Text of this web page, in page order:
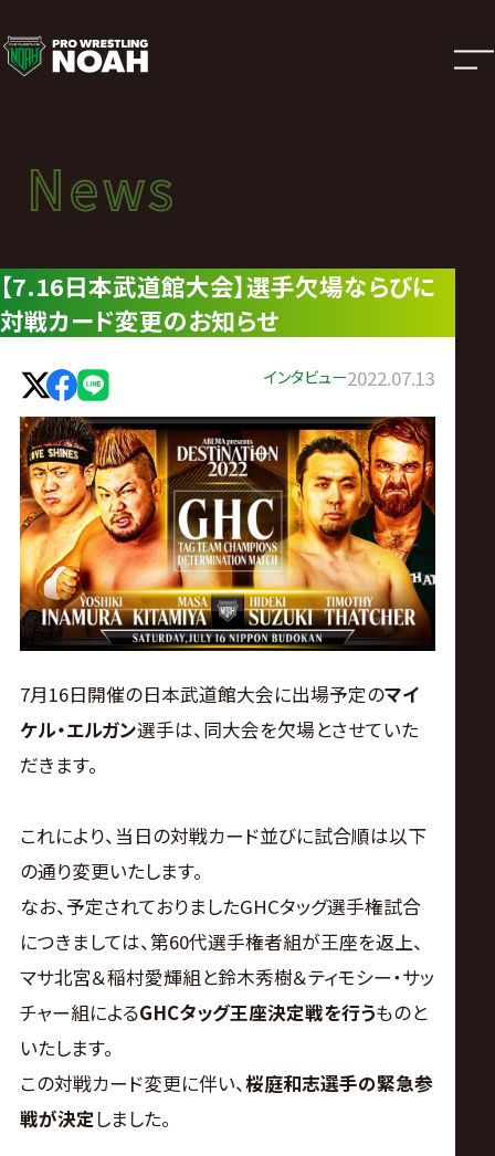
ニ
ュ
ー
ス
|
プ
ロ
レ
ス
リ
ン
グ・
ノ
ア
公
式
サ
イ
ト
News
ニュース
News
【7.16日本武道館大会】選手欠場ならびに
対戦カード変更のお知らせ
インタビュー2022.07.13
7月16日開催の日本武道館大会に出場予定のマイ
ケル・エルガン選手は、同大会を欠場とさせていた
だきます。
これにより、当日の対戦カード並びに試合順は以下
の通り変更いたします。
なお、予定されておりましたGHCタッグ選手権試合
につきましては、第60代選手権者組が王座を返上、
マサ北宮＆稲村愛輝組と鈴木秀樹＆ティモシー・サッ
チャー組によるGHCタッグ王座決定戦を行うものと
いたします。
この対戦カード変更に伴い、桜庭和志選手の緊急参
戦が決定しました。